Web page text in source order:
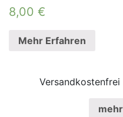
8,00 €
Mehr Erfahren